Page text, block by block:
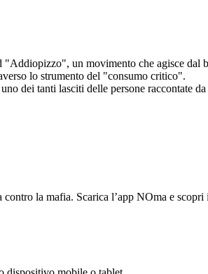
un movimento che agisce
lo strumento del "consumo critico".
dei tanti lasciti delle persone raccontate
la mafia. Scarica l’app NOma e